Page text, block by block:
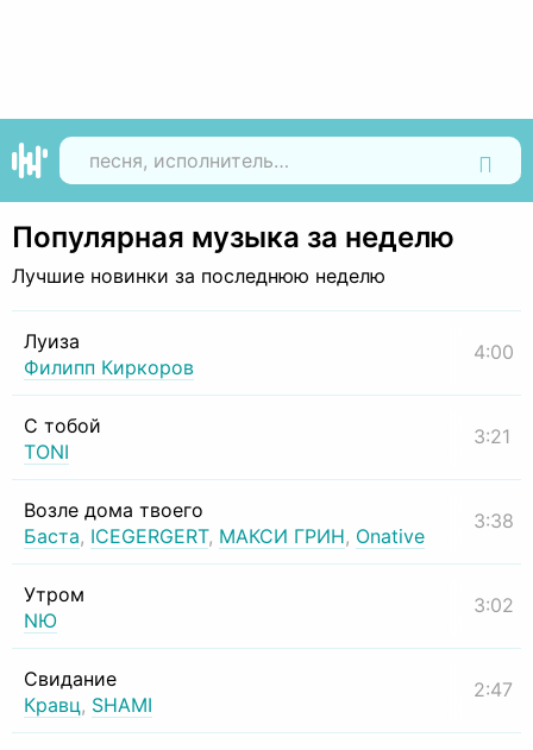
Популярная музыка за неделю
Лучшие новинки за последнюю неделю
Луиза
Филипп Киркоров
4:00
С тобой
TONI
3:21
Возле дома твоего
Баста, ICEGERGERT, МАКСИ ГРИН, Onative
3:38
Утром
NЮ
3:02
Свидание
Кравц, SHAMI
2:47